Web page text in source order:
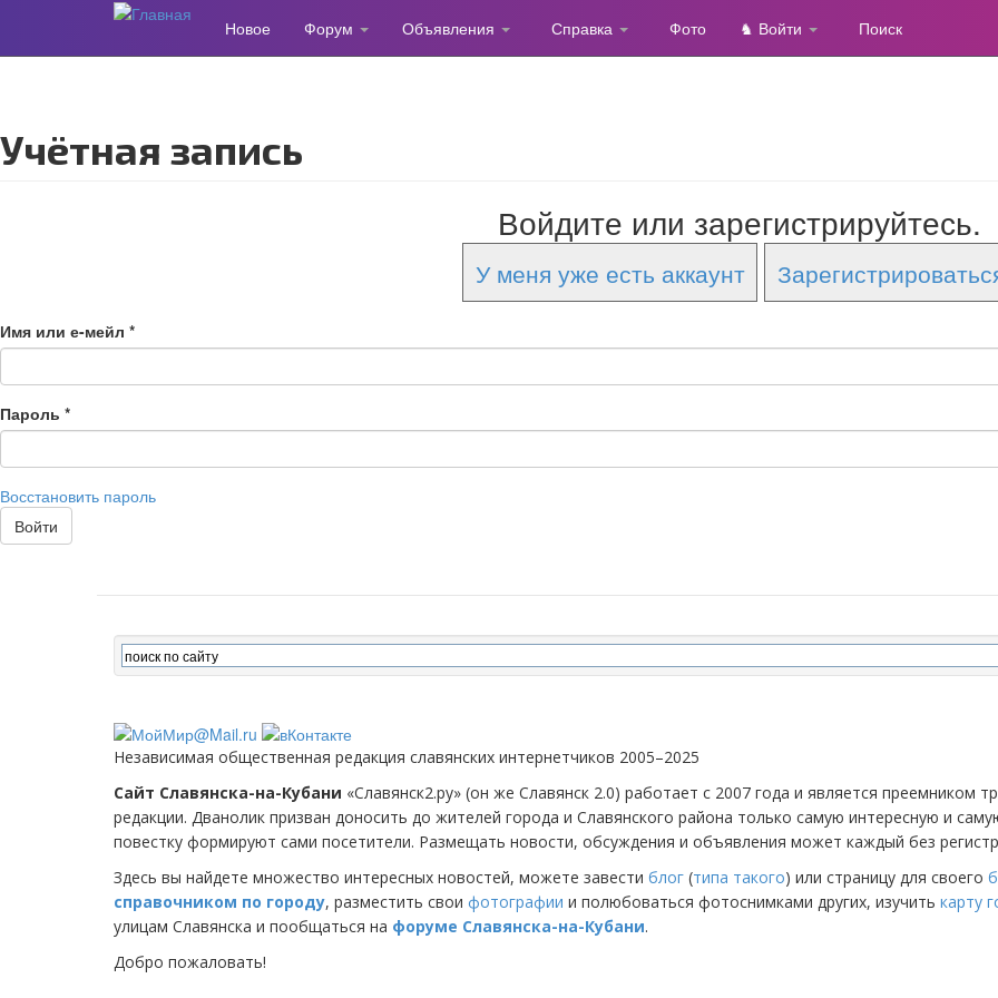
содержанию
Новое Форум Объявления Справка Фото ♞ Войти Поиск
Учётная запись
Войдите или зарегистрируйтесь.
У меня уже есть аккаунт
Имя или е-мейл *
Пароль *
Восстановить пароль
Войти
Независимая общественная редакция славянских интернетчиков 2005–2025
Сайт Славянска-на-Кубани «Славянск2.ру» (он же Славянск 2.0) работает с 2007 года и является преемником
редакции. Дванолик призван доносить до жителей города и Славянского района только самую интересную и
повестку формируют сами посетители. Размещать новости, обсуждения и объявления может каждый без
Здесь вы найдете множество интересных новостей, можете завести блог (типа такого) или страницу для своего
справочником по городу, разместить свои фотографии и полюбоваться фотоснимками других, изучить карту
улицам Славянска и пообщаться на форуме Славянска-на-Кубани.
Добро пожаловать!